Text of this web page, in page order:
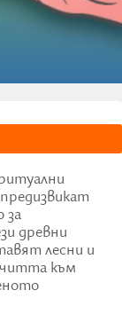
за
древни
лесни и
към